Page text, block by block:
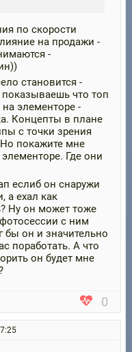
по скорости
на продажи -
-
становится -
что топ
элементоре -
Концепты в плане
с точки зрения
покажите мне
Где они
еслиб он снаружи
а ехал как
Ну он может тоже
с ним
бы он и значительно
поработать. А что
он будет мне
0